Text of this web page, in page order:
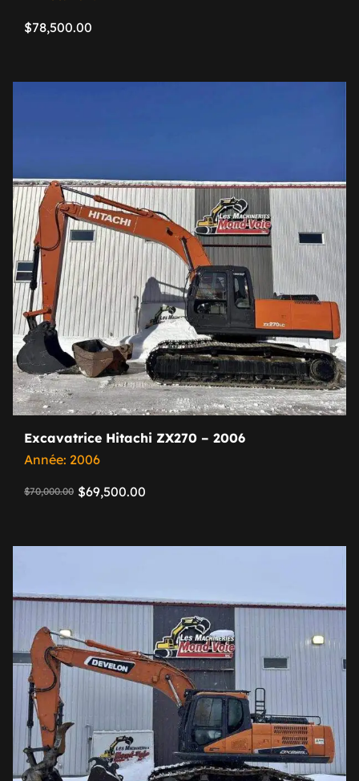
$78,500.00
Excavatrice Hitachi ZX270 – 2006
Année: 2006
$70,000.00 $69,500.00